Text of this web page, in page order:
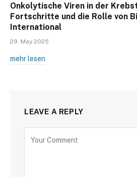
Onkolytische Viren in der
Fortschritte und die Rolle von
International
29. May 2025
mehr lesen
LEAVE A REPLY